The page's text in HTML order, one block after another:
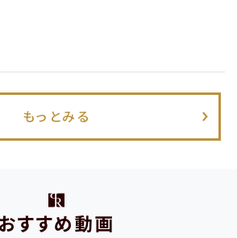
は基本無料ですが、物件により初期費用
3ヵ月分程度の費用がかかります。
物件により異なりますので、詳しくは
お問
もっとみる
おすすめ動画